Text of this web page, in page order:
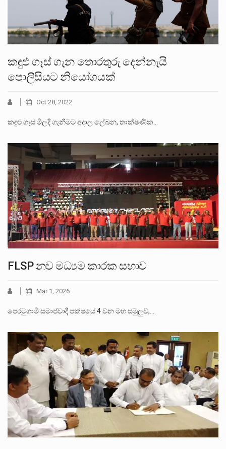
කඳුළු ගෑස් ගැන තොරතුරු දෙන්නැයි
පොලීසියට නියෝගයක්
Oct 28, 2022
කඳුළු ගෑස් මිලදි ගැනීමට අදාල ලේඛන, තාක්ෂණික…
FLSP නව මධ්‍යම කාරක සභාව
Mar 1, 2026
පෙරටුගාමී සමාජවාදී පක්ෂයේ 4 වන මහ සමුලුව,…